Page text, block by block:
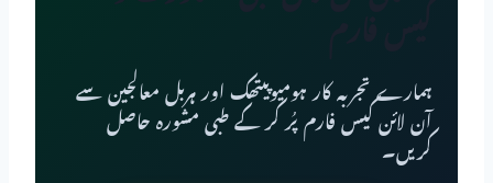
ہمارے تجربہ کار ہومیوپیتھک اور ہربل معالجین سے
آن لائن کیس فارم پُر کر کے طبی مشورہ حاصل
کریں۔